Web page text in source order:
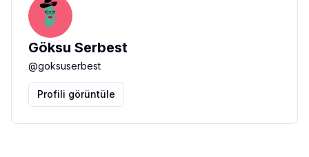
Göksu Serbest
@goksuserbest
Profili görüntüle